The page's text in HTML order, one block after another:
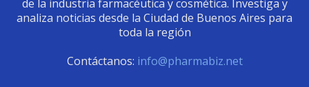
de la industria farmacéutica y cosmética. Investiga y
analiza noticias desde la Ciudad de Buenos Aires para
toda la región
Contáctanos: info@pharmabiz.net